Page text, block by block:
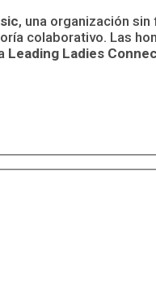
, una organización
colaborativo. Las
Leading Ladies